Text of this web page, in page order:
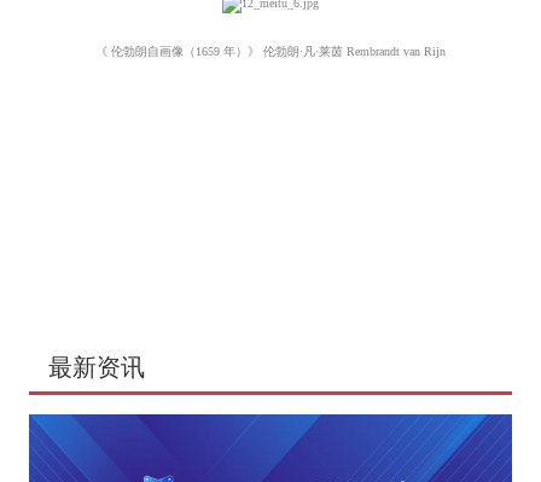
《 伦勃朗自画像（1659 年）》 伦勃朗·凡·莱茵 Rembrandt van Rijn
最新资讯